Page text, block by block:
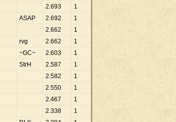
2.693
1
ASAP 2.692
1
2.662
1
rvg 2.662
1
~GC~ 2.603
1
StrH 2.587
1
2.582
1
2.550
1
2.467
1
2.338
1